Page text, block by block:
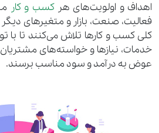
اهداف و اولویت‌های هرکسب و کار
فعالیت، صنعت، بازار و متغیرهای
کلی کسب و کارها تلاش می‌کنند تا با
خدمات، نیازها و خواسته‌های مشتریان
عوض به درآمد و سود مناسب برسند.